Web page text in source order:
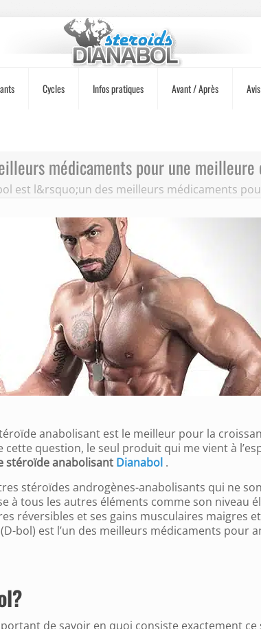
Cycles Infos pratiques Avant / Après Avis
médicaments pour une
est l&rsquo;un des meilleurs médicaments
anabolisant est le meilleur pour la
cette question, le seul produit qui me vient à
stéroïde anabolisant Dianabol .
stéroïdes androgènes-anabolisants qui ne
à tous les autres éléments comme son niveau
réversibles et ses gains musculaires maigres
bol) est l’un des meilleurs médicaments pour
de savoir en quoi consiste exactement ce